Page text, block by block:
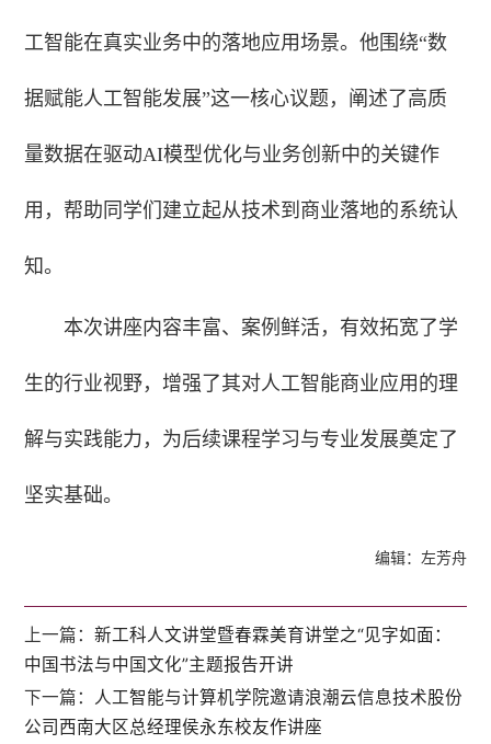
工智能在真实业务中的落地应用场景。他围绕“数
据赋能人工智能发展”这一核心议题，阐述了高质
量数据在驱动AI模型优化与业务创新中的关键作
用，帮助同学们建立起从技术到商业落地的系统认
知。
本次讲座内容丰富、案例鲜活，有效拓宽了学
生的行业视野，增强了其对人工智能商业应用的理
解与实践能力，为后续课程学习与专业发展奠定了
坚实基础。
编辑：左芳舟
上一篇：新工科人文讲堂暨春霖美育讲堂之“见字如面：
中国书法与中国文化”主题报告开讲
下一篇： 人工智能与计算机学院邀请浪潮云信息技术股份
公司西南大区总经理侯永东校友作讲座